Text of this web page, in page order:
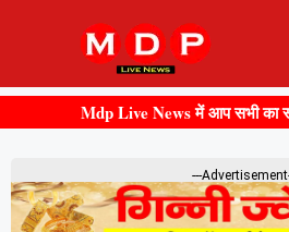
Mdp Live News में आप सभी का स्वागत
---